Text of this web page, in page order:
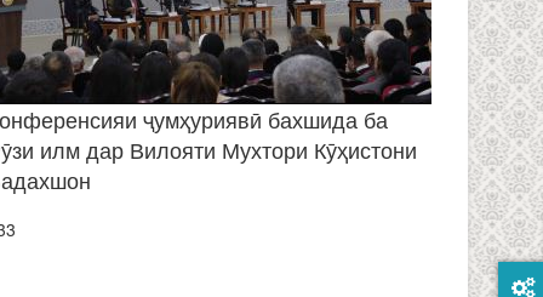
ҷумҳуриявӣ бахшида ба
илм дар Вилояти Мухтори Кӯҳистони